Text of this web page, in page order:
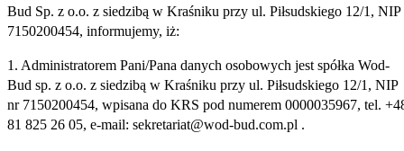
Bud Sp. z o.o. z siedzibą w Kraśniku przy ul. Piłsudskiego 12/1, NIP
7150200454, informujemy, iż:
1. Administratorem Pani/Pana danych osobowych jest spółka Wod-
Bud sp. z o.o. z siedzibą w Kraśniku przy ul. Piłsudskiego 12/1, NIP
nr 7150200454, wpisana do KRS pod numerem 0000035967, tel.
81 825 26 05, e-mail: sekretariat@wod-bud.com.pl .